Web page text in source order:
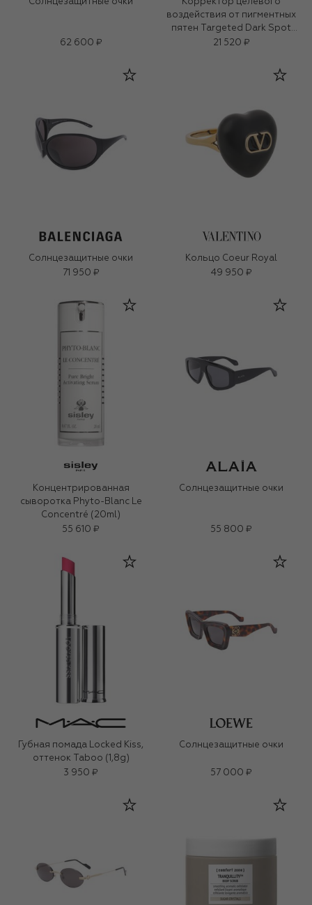
62 600 ₽
воздействия от пигментных
пятен Targeted Dark Spot
Corrector (7ml)
21 520 ₽
Солнцезащитные очки
71 950 ₽
Кольцо Coeur Royal
49 950 ₽
Концентрированная
сыворотка Phyto-Blanc Le
Concentré (20ml)
55 610 ₽
Солнцезащитные очки
55 800 ₽
Губная помада Locked Kiss,
оттенок Taboo (1,8g)
3 950 ₽
Солнцезащитные очки
57 000 ₽